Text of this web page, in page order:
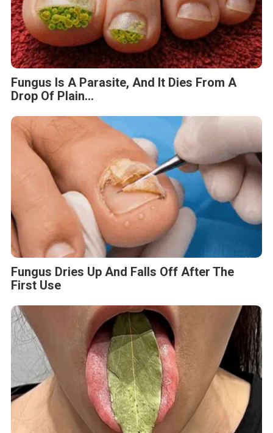
Fungus Is A Parasite, And It Dies From A
Drop Of Plain...
Fungus Dries Up And Falls Off After The
First Use